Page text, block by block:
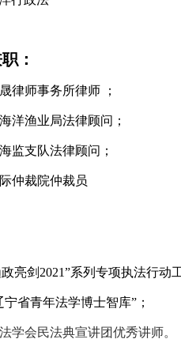
：
律师事务所律师 ；
洋渔业局法律顾问；
监支队法律顾问；
仲裁院仲裁员
亮剑 2021”系列专项执法行动
宁省青年法学博士智库”；
学会民法典宣讲团优秀讲师。